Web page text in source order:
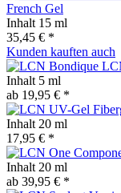
French Gel
Inhalt 15 ml
35,45 € *
Kunden kauften auch
Inhalt 5 ml
ab 19,95 € *
Inhalt 20 ml
17,95 € *
Inhalt 20 ml
ab 39,95 € *